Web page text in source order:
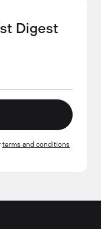
Digest
terms and conditions